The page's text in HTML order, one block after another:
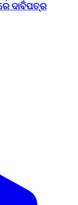
ଦାବିପତ୍ର